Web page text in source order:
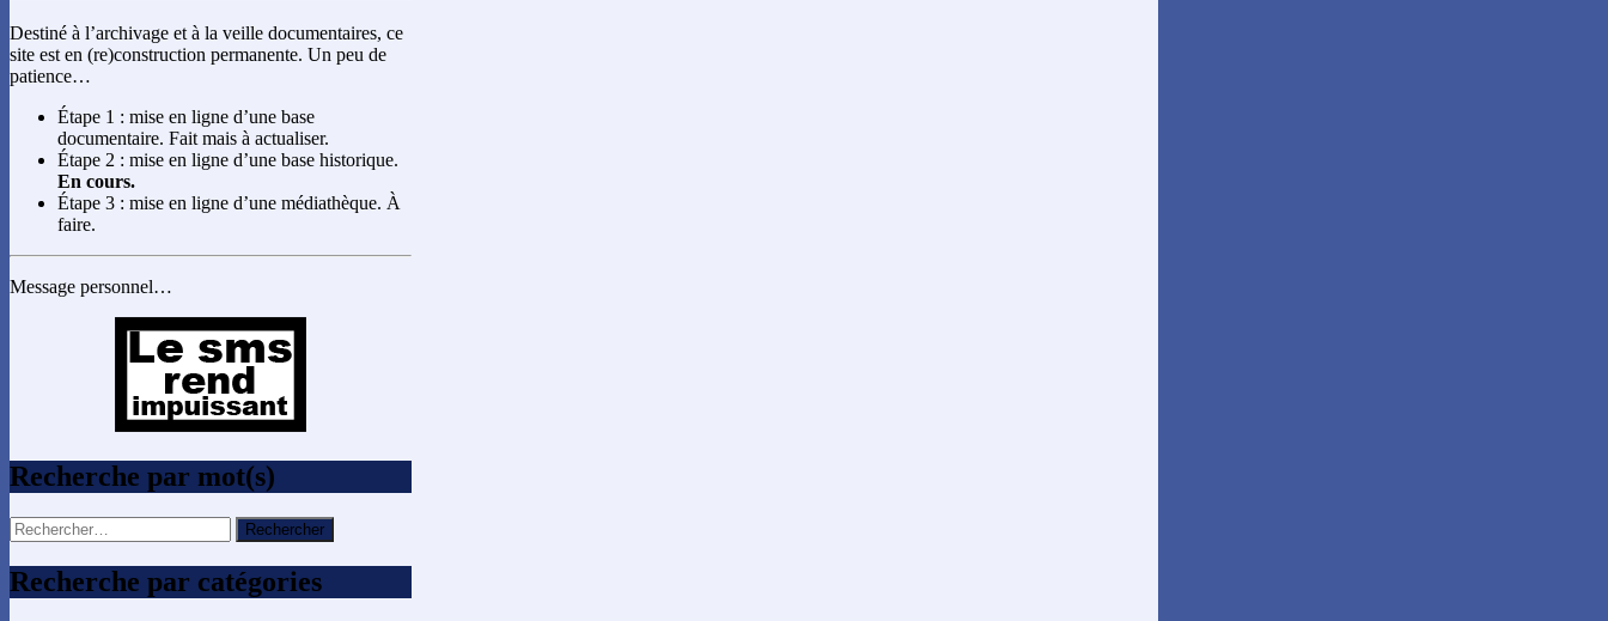
Destiné à l’archivage et à la veille documentaires, ce
site est en (re)construction permanente. Un peu de
patience…
Étape 1 : mise en ligne d’une base
documentaire. Fait mais à actualiser.
Étape 2 : mise en ligne d’une base historique.
En cours.
Étape 3 : mise en ligne d’une médiathèque. À
faire.
Message personnel…
Recherche par mot(s)
Rechercher :
Recherche par catégories